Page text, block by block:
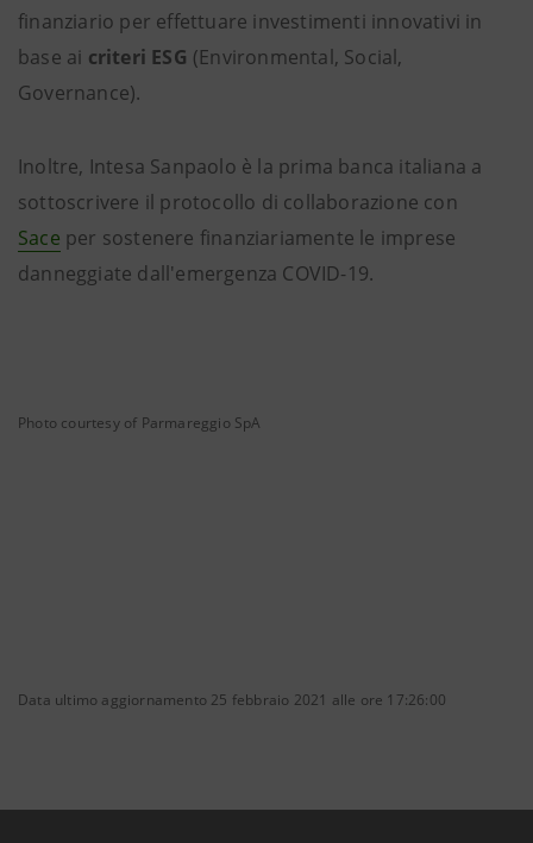
finanziario per effettuare investimenti innovativi in
base ai criteri ESG (Environmental, Social,
Governance).
Inoltre, Intesa Sanpaolo è la prima banca italiana a
sottoscrivere il protocollo di collaborazione con
Sace per sostenere finanziariamente le imprese
danneggiate dall'emergenza COVID-19.
Photo courtesy of Parmareggio SpA
Data ultimo aggiornamento 25 febbraio 2021 alle ore 17:26:00